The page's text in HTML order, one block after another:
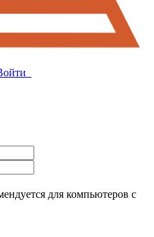
для компьютеров с